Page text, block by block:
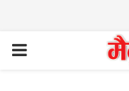
PRIMARY